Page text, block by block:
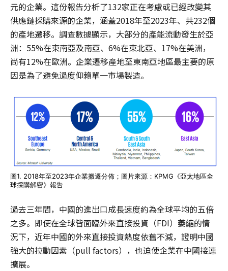
元的企業。這份報告分析了132家正在考慮或已經改變其
供應鏈採購來源的企業，涵蓋2018年至2023年、共232個
的產地遷移。調查數據顯示，大部分的產能流動發生於亞
洲：55%在東南亞及南亞、6%在東北亞、17%在美洲，
尚有12%在歐洲。企業遷移產地至東南亞地區最主要的原
因是為了避免過度仰賴單一市場製造。
圖1. 2018年至2023年企業搬遷分佈；圖片來源：KPMG《亞太地區全
球採購解密》報告
過去三年間，中國的進出口成長速度約為全球平均的五倍
之多。即使在全球皆面臨外來直接投資（FDI）萎縮的情
況下，近年中國的外來直接投資熱度依舊不減，證明中國
強大的拉動因素（pull factors），也迫使企業在中國接連
擴展。